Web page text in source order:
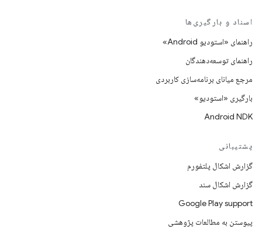
اسناد و بارگیری‌ها
راهنمای «استودیو Android»
راهنمای توسعه‌دهندگان
مرجع میانای برنامه‌سازی کاربردی
بارگیری «استودیو»
Android NDK
پشتیبانی
گزارش اشکال پلتفورم
گزارش اشکال سند
Google Play support
پیوستن به مطالعات پژوهشی